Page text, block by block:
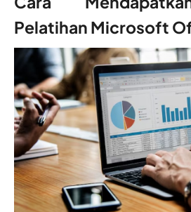
Pelatihan Microsoft